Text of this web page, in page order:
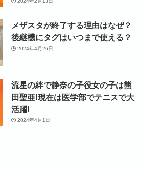
メザスタが終了する理由はなぜ？
後継機にタグはいつまで使える？
2024年4月26日
流星の絆で静奈の子役女の子は熊
田聖亜!現在は医学部でテニスで大
活躍!
2024年4月1日